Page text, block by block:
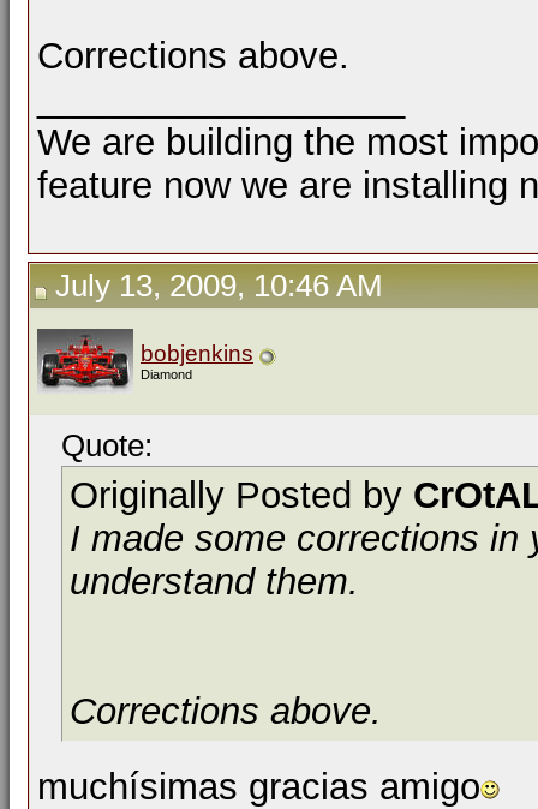
Corrections above.
We are building the most
feature now we are installing
July 13, 2009, 10:46 AM
bobjenkins
Diamond
Quote:
Originally Posted by
I made some corrections in
understand them.
Corrections above.
muchísimas gracias amigo